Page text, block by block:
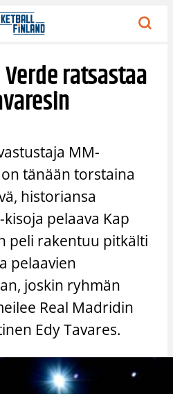
ratsastaa
MM-
tänään torstaina
historiansa
pelaava Kap
peli rakentuu pitkälti
pelaavien
joskin ryhmän
Real Madridin
Edy Tavares.